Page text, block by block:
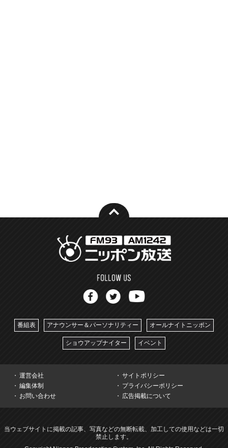
番組表 アナウンサー＆パーソナリティー オールナイトニッポン
ショウアップナイター イベント
運営会社
サイトポリシー
編集体制
プライバシーポリシー
お問い合わせ
広告掲載について
当ウェブサイトに掲載の記事、写真などの無断転載、加工しての使用などは一切
禁止します。